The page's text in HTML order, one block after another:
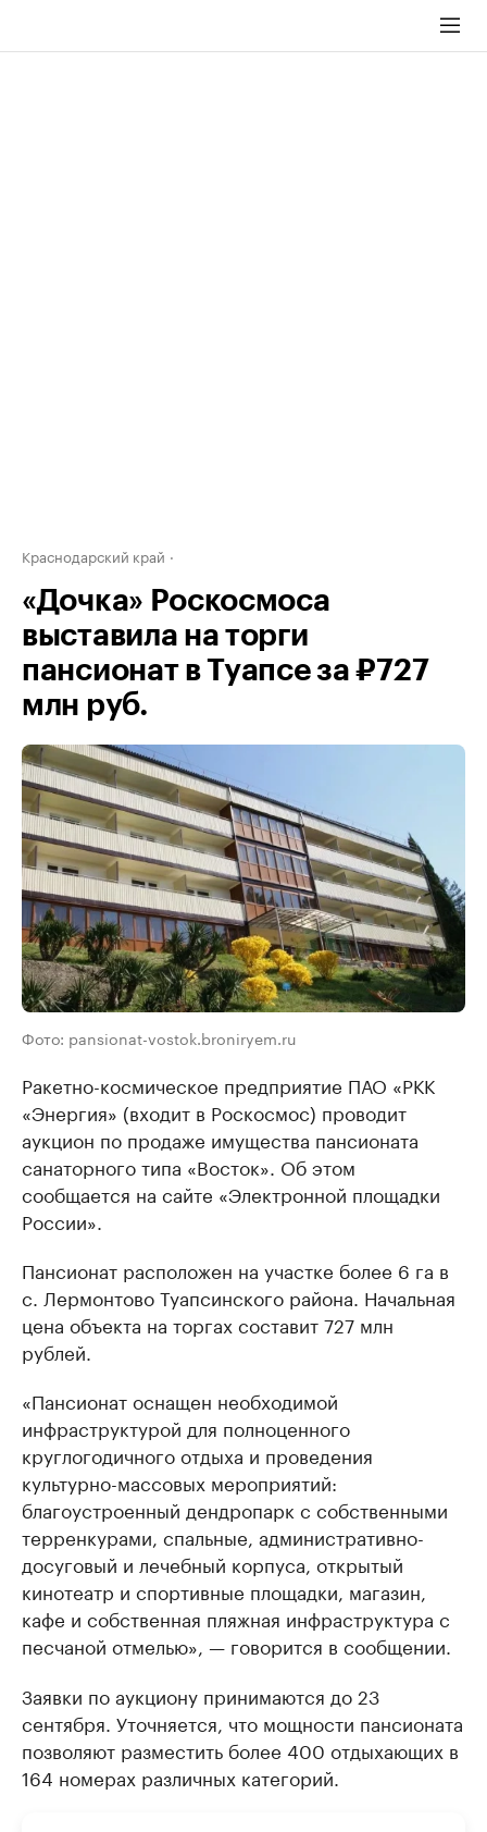
Краснодарский край
«Дочка» Роскосмоса
выставила на торги
пансионат в Туапсе за ₽727
млн руб.
Фото: pansionat-vostok.broniryem.ru
Ракетно-космическое предприятие ПАО «РКК
«Энергия» (входит в Роскосмос) проводит
аукцион по продаже имущества пансионата
санаторного типа «Восток». Об этом
сообщается на сайте «Электронной площадки
России».
Пансионат расположен на участке более 6 га в
с. Лермонтово Туапсинского района. Начальная
цена объекта на торгах составит 727 млн
рублей.
«Пансионат оснащен необходимой
инфраструктурой для полноценного
круглогодичного отдыха и проведения
культурно-массовых мероприятий:
благоустроенный дендропарк с собственными
терренкурами, спальные, административно-
досуговый и лечебный корпуса, открытый
кинотеатр и спортивные площадки, магазин,
кафе и собственная пляжная инфраструктура с
песчаной отмелью», — говорится в сообщении.
Заявки по аукциону принимаются до 23
сентября. Уточняется, что мощности пансионата
позволяют разместить более 400 отдыхающих в
164 номерах различных категорий.